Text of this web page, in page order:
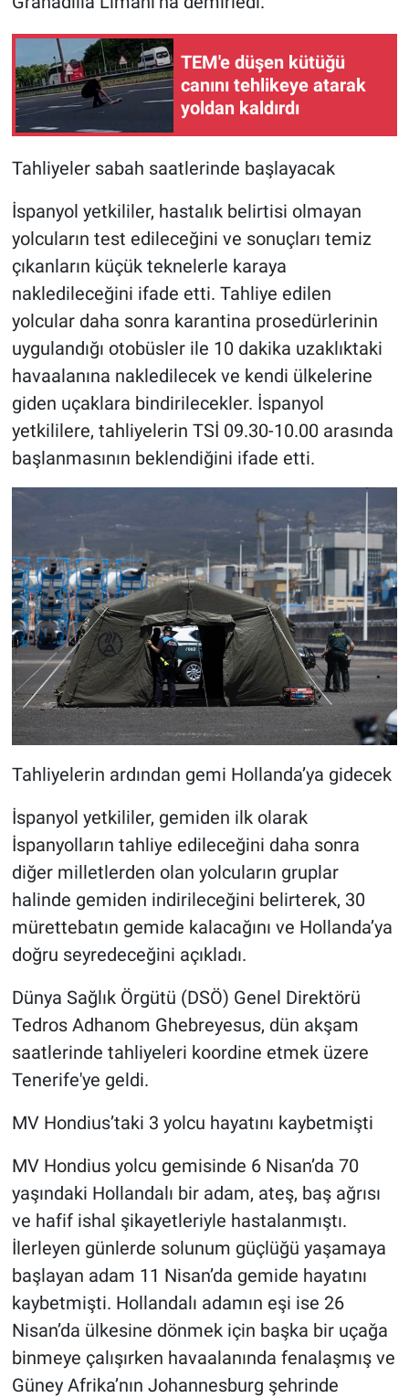
TEM'e düşen kütüğü
canını tehlikeye atarak
yoldan kaldırdı
Tahliyeler sabah saatlerinde başlayacak
İspanyol yetkililer, hastalık belirtisi olmayan
yolcuların test edileceğini ve sonuçları temiz
çıkanların küçük teknelerle karaya
nakledileceğini ifade etti. Tahliye edilen
yolcular daha sonra karantina prosedürlerinin
uygulandığı otobüsler ile 10 dakika uzaklıktaki
havaalanına nakledilecek ve kendi ülkelerine
giden uçaklara bindirilecekler. İspanyol
yetkililere, tahliyelerin TSİ 09.30-10.00 arasında
başlanmasının beklendiğini ifade etti.
Tahliyelerin ardından gemi Hollanda’ya gidecek
İspanyol yetkililer, gemiden ilk olarak
İspanyolların tahliye edileceğini daha sonra
diğer milletlerden olan yolcuların gruplar
halinde gemiden indirileceğini belirterek, 30
mürettebatın gemide kalacağını ve Hollanda’ya
doğru seyredeceğini açıkladı.
Dünya Sağlık Örgütü (DSÖ) Genel Direktörü
Tedros Adhanom Ghebreyesus, dün akşam
saatlerinde tahliyeleri koordine etmek üzere
Tenerife'ye geldi.
MV Hondius’taki 3 yolcu hayatını kaybetmişti
MV Hondius yolcu gemisinde 6 Nisan’da 70
yaşındaki Hollandalı bir adam, ateş, baş ağrısı
ve hafif ishal şikayetleriyle hastalanmıştı.
İlerleyen günlerde solunum güçlüğü yaşamaya
başlayan adam 11 Nisan’da gemide hayatını
kaybetmişti. Hollandalı adamın eşi ise 26
Nisan’da ülkesine dönmek için başka bir uçağa
binmeye çalışırken havaalanında fenalaşmış ve
Güney Afrika’nın Johannesburg şehrinde